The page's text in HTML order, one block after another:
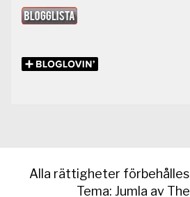
Alla rättigheter
Tema: Jumla av